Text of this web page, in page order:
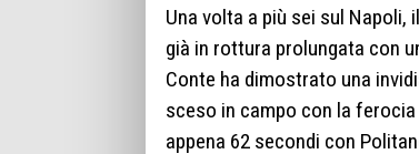
Una volta a più sei sul
già in rottura prolungata con
Conte ha dimostrato una
sceso in campo con la
appena 62 secondi con